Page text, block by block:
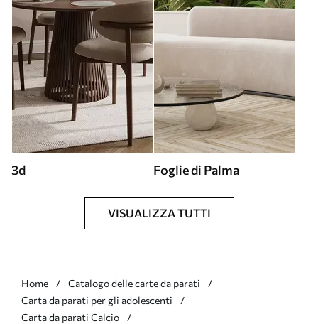
3d Foglie di Palma
VISUALIZZA TUTTI
Home
Catalogo delle carte da parati
Carta da parati per gli adolescenti
Carta da parati Calcio